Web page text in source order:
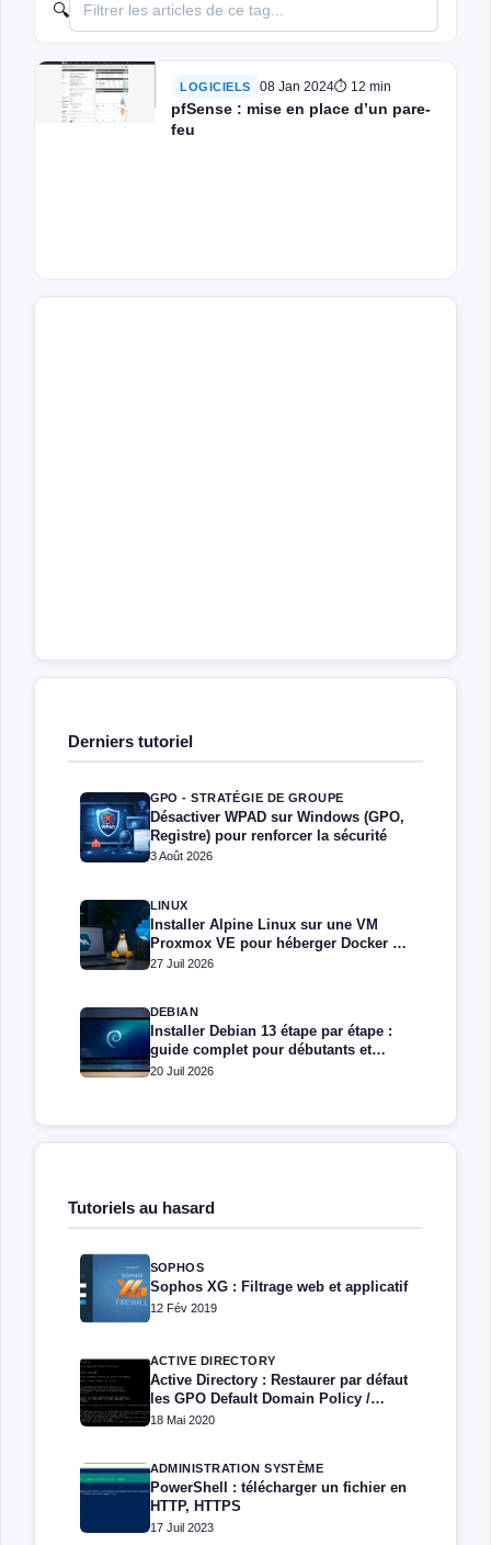
🔍
LOGICIELS 08 Jan 2024⏱ 12 min
pfSense : mise en place d’un pare-
feu
Derniers tutoriel
GPO - STRATÉGIE DE GROUPE
Désactiver WPAD sur Windows (GPO,
Registre) pour renforcer la sécurité
3 Août 2026
LINUX
Installer Alpine Linux sur une VM
Proxmox VE pour héberger Docker et
Docker Compose
27 Juil 2026
DEBIAN
Installer Debian 13 étape par étape :
guide complet pour débutants et
administrateurs
20 Juil 2026
Tutoriels au hasard
SOPHOS
Sophos XG : Filtrage web et applicatif
12 Fév 2019
ACTIVE DIRECTORY
Active Directory : Restaurer par défaut
les GPO Default Domain Policy /
Default Domain Controller Policy
18 Mai 2020
ADMINISTRATION SYSTÈME
PowerShell : télécharger un fichier en
HTTP, HTTPS
17 Juil 2023